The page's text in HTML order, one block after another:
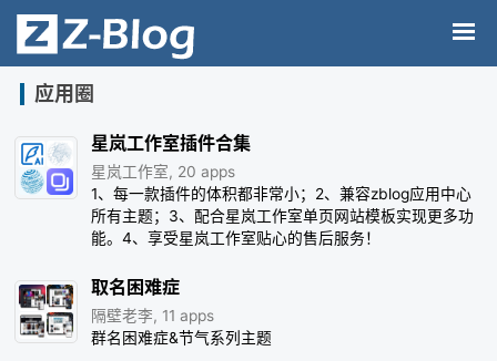
应用圈
星岚工作室插件合集
星岚工作室, 20 apps
1、每一款插件的体积都非常小；2、兼容zblog应用中心
所有主题；3、配合星岚工作室单页网站模板实现更多功
能。4、享受星岚工作室贴心的售后服务！
取名困难症
隔壁老李, 11 apps
群名困难症&节气系列主题